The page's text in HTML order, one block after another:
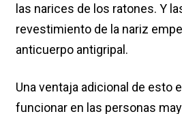
las narices de los ratones. Y
revestimiento de la nariz
anticuerpo antigripal.
Una ventaja adicional de esto
funcionar en las personas